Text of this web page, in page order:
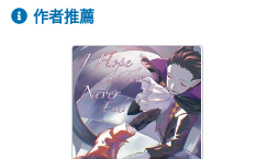
作者推薦